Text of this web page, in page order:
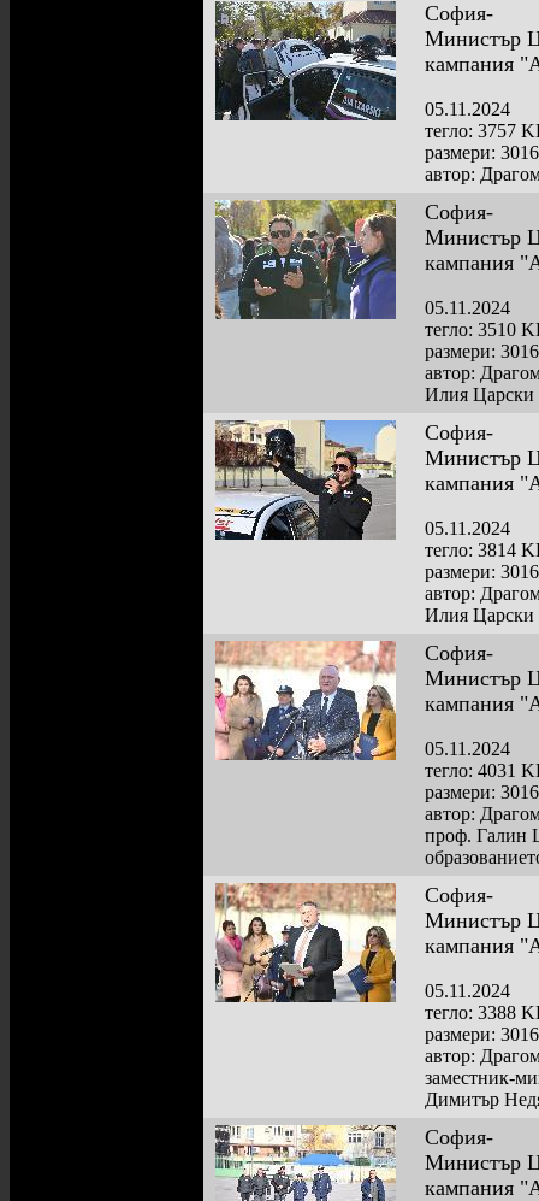
София-
Министър
кампания
05.11.2024
тегло: 3757
размери:
автор:
София-
Министър
кампания
05.11.2024
тегло: 3510
размери:
автор:
Илия Царски
София-
Министър
кампания
05.11.2024
тегло: 3814
размери:
автор:
Илия Царски
София-
Министър
кампания
05.11.2024
тегло: 4031
размери:
автор:
проф. Галин
София-
Министър
кампания
05.11.2024
тегло: 3388
размери:
автор:
заместник-
Димитър
София-
Министър
кампания